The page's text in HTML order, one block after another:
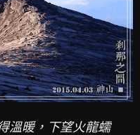
溫暖，下望火龍蠕